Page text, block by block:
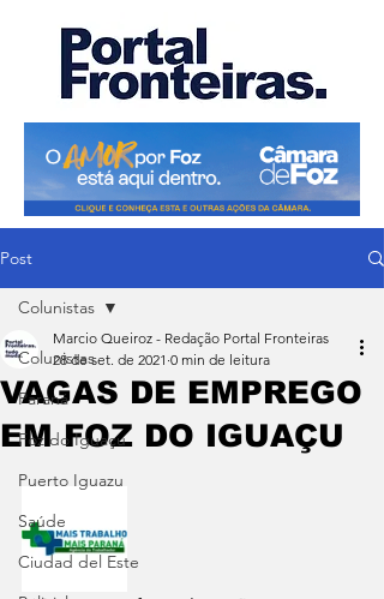
Post
Colunistas
Paraná
Foz do Iguaçu
Puerto Iguazu
Saúde
Ciudad del Este
Colunistas
VAGAS DE EMPREGO
EM FOZ DO IGUAÇU
Marcio Queiroz - Redação Portal Fronteiras
28 de set. de 2021 0 min de leitura